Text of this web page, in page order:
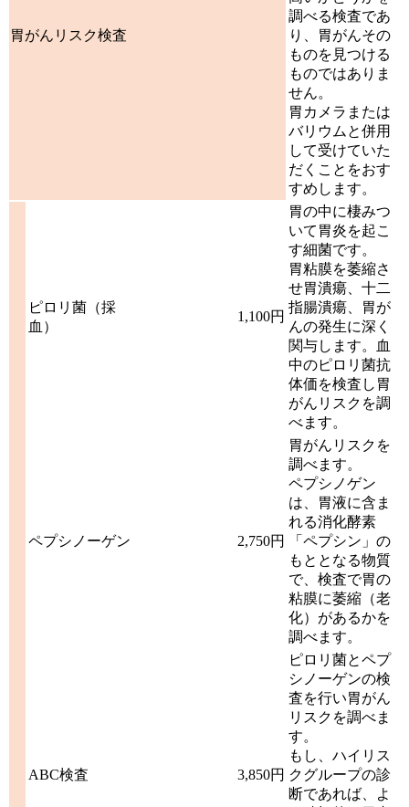
胃がんリスク検査
調べる検査であ
り、胃がんその
ものを見つける
ものではありま
せん。
胃カメラまたは
バリウムと併用
して受けていた
だくことをおす
すめします。
ピロリ菌（採
血）
1,100円
胃の中に棲みつ
いて胃炎を起こ
す細菌です。
胃粘膜を萎縮さ
せ胃潰瘍、十二
指腸潰瘍、胃が
んの発生に深く
関与します。血
中のピロリ菌抗
体価を検査し胃
がんリスクを調
べます。
ペプシノーゲン 2,750円
胃がんリスクを
調べます。
ペプシノゲン
は、胃液に含ま
れる消化酵素
「ペプシン」の
もととなる物質
で、検査で胃の
粘膜に萎縮（老
化）があるかを
調べます。
ABC検査 3,850円
ピロリ菌とペプ
シノーゲンの検
査を行い胃がん
リスクを調べま
す。
もし、ハイリス
クグループの診
断であれば、よ